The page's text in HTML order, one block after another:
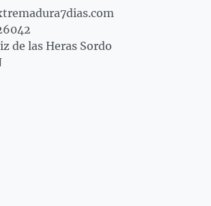
de las Heras Sordo